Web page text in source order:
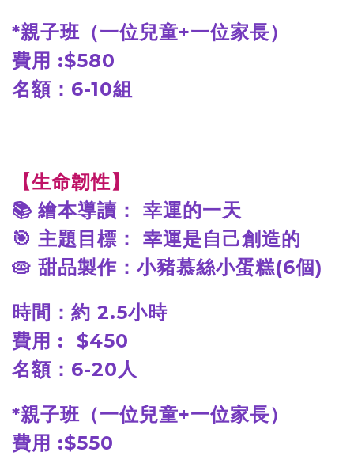
*親子班（一位兒童+一位家長）
費用 :$580
名額：6-10組
【生命韌性】
📚 繪本導讀： 幸運的一天
🎯 主題目標： 幸運是自己創造的
🥧 甜品製作：小豬慕絲小蛋糕(6個)
時間：約 2.5小時
費用 : $450
名額：6-20人
*親子班（一位兒童+一位家長）
費用 :$550